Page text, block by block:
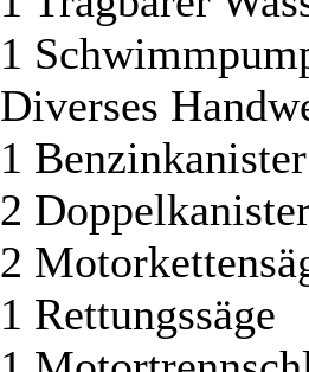
1
Diverses
1
2
2
1 Rettungssäge